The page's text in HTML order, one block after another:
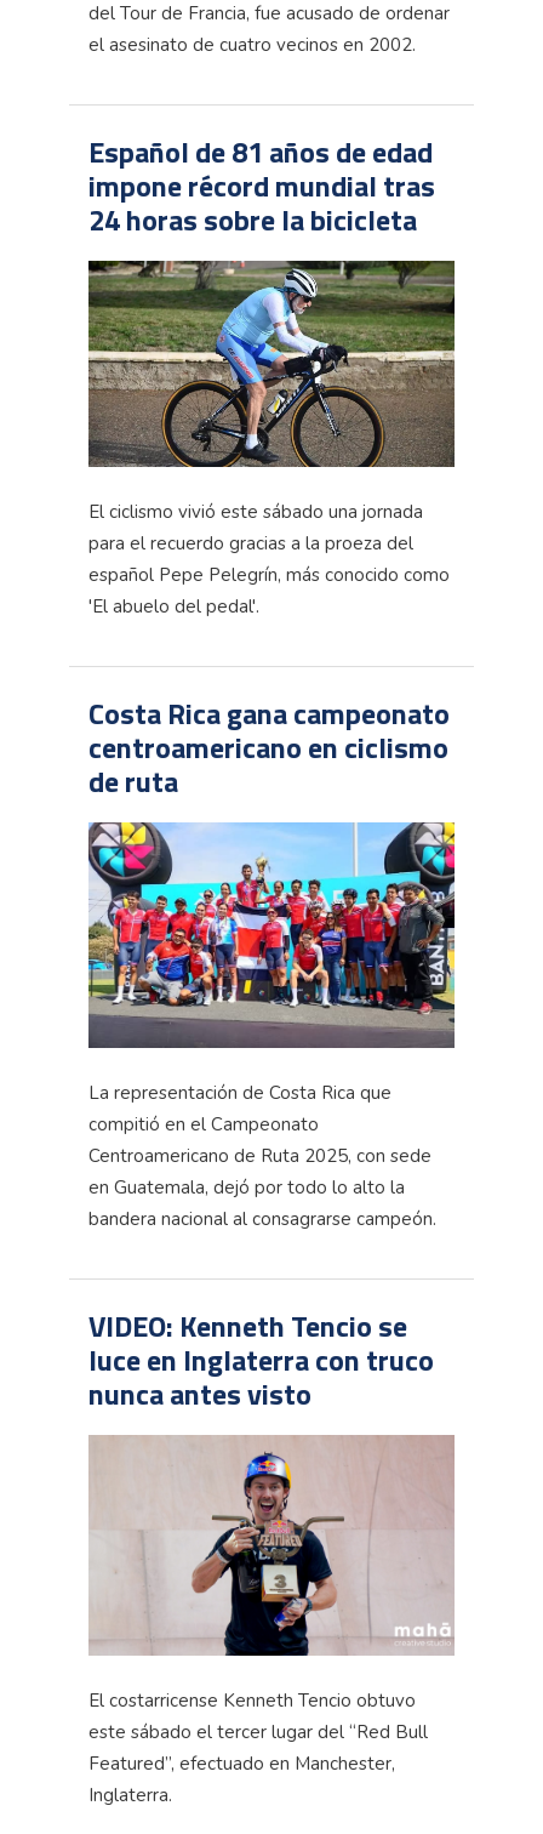
del Tour de Francia, fue acusado de ordenar
el asesinato de cuatro vecinos en 2002.
Español de 81 años de edad
impone récord mundial tras
24 horas sobre la bicicleta
El ciclismo vivió este sábado una jornada
para el recuerdo gracias a la proeza del
español Pepe Pelegrín, más conocido como
'El abuelo del pedal'.
Costa Rica gana campeonato
centroamericano en ciclismo
de ruta
La representación de Costa Rica que
compitió en el Campeonato
Centroamericano de Ruta 2025, con sede
en Guatemala, dejó por todo lo alto la
bandera nacional al consagrarse campeón.
VIDEO: Kenneth Tencio se
luce en Inglaterra con truco
nunca antes visto
El costarricense Kenneth Tencio obtuvo
este sábado el tercer lugar del “Red Bull
Featured”, efectuado en Manchester,
Inglaterra.